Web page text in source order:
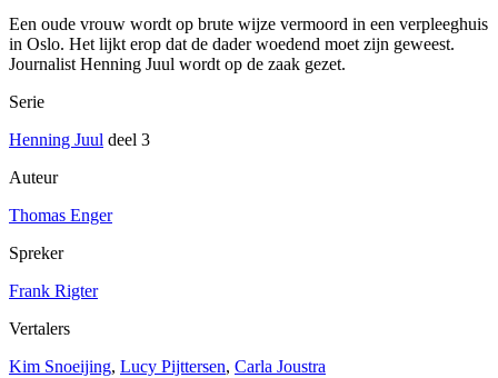
Een oude vrouw wordt op brute wijze vermoord in een verpleeghuis
in Oslo. Het lijkt erop dat de dader woedend moet zijn geweest.
Journalist Henning Juul wordt op de zaak gezet.
Serie
Henning Juul deel 3
Auteur
Thomas Enger
Spreker
Frank Rigter
Vertalers
Kim Snoeijing, Lucy Pijttersen, Carla Joustra